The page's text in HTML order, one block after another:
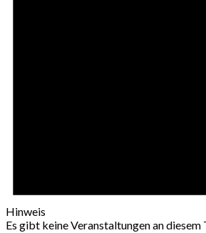
Hinweis
Es gibt keine Veranstaltungen an diesem